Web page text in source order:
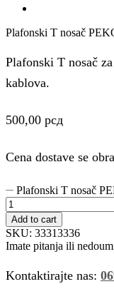
Plafonski T nosač
Plafonski T nosač
kablova.
500,00 рсд
Cena dostave se
Plafonski T nosač
Add to cart
SKU: 33313336
Imate pitanja ili
Kontaktirajte nas: